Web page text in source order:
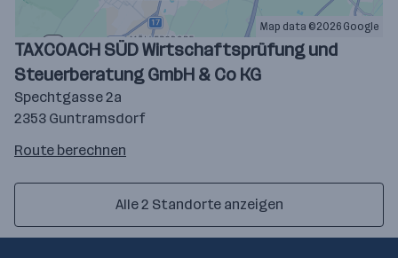
Map data ©2026 Google
TAXCOACH SÜD Wirtschaftsprüfung und
Steuerberatung GmbH & Co KG
Spechtgasse 2a
2353 Guntramsdorf
Route
berechnen
Route berechnen
Alle 2 Standorte anzeigen